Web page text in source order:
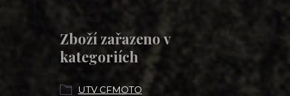
Zboží zařazeno v
kategoriích
UTV CFMOTO